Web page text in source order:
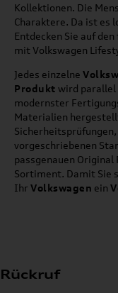
Kollektionen. Die
Charaktere. Da ist es
Entdecken Sie auf
mit Volkswagen
Jedes einzelne
Produkt wird parallel
modernster
Materialien
vorgeschriebenen
passgenauen Original
Sortiment. Damit Sie
Ihr Volkswagen ein
Rückruf